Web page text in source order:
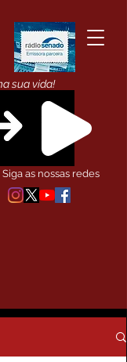
sua vida!
Siga as nossas redes